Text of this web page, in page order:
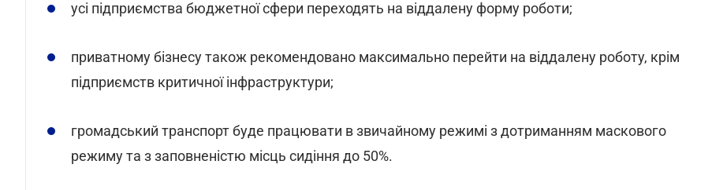
усі підприємства бюджетної сфери переходять на віддалену форму роботи;
приватному бізнесу також рекомендовано максимально перейти на віддалену роботу, крім
підприємств критичної інфраструктури;
громадський транспорт буде працювати в звичайному режимі з дотриманням маскового
режиму та з заповненістю місць сидіння до 50%.